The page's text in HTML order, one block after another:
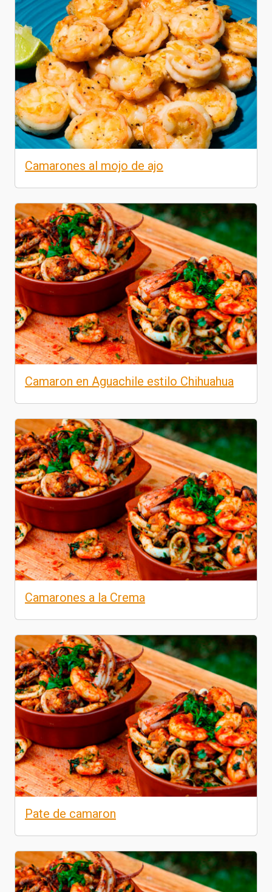
Camarones al mojo de ajo
Camaron en Aguachile estilo Chihuahua
Camarones a la Crema
Pate de camaron